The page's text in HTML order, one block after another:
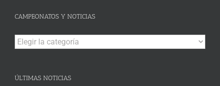
CAMPEONATOS Y NOTICIAS
Campeonatos
y
ÚLTIMAS NOTICIAS